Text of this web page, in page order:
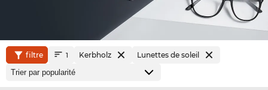
filtre 1 Kerbholz Lunettes de soleil